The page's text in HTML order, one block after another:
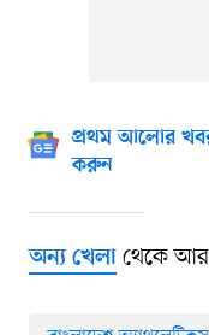
প্রথম আলোর
করুন
অন্য খেলাথেকে